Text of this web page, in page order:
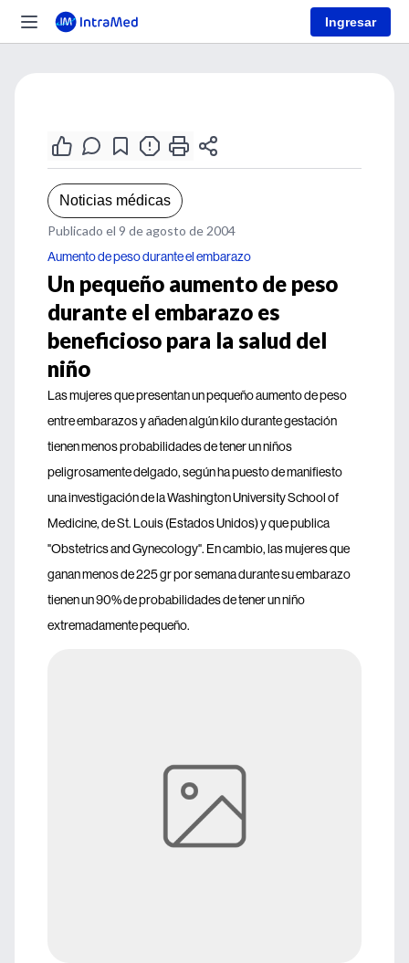
Ingresar
Noticias médicas
Publicado el 9 de agosto de 2004
Aumento de peso durante el embarazo
Un pequeño aumento de peso
durante el embarazo es
beneficioso para la salud del
niño
Las mujeres que presentan un pequeño aumento de peso
entre embarazos y añaden algún kilo durante gestación
tienen menos probabilidades de tener un niños
peligrosamente delgado, según ha puesto de manifiesto
una investigación de la Washington University School of
Medicine, de St. Louis (Estados Unidos) y que publica
"Obstetrics and Gynecology". En cambio, las mujeres que
ganan menos de 225 gr por semana durante su embarazo
tienen un 90% de probabilidades de tener un niño
extremadamente pequeño.